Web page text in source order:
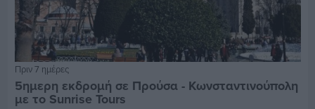
Πριν 7 ημέρες
5ημερη εκδρομή σε Προύσα - Κωνσταντινούπολη
με το Sunrise Tours